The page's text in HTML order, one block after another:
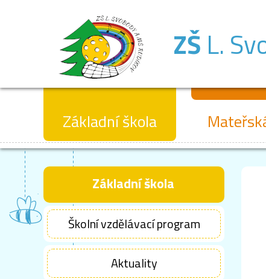
ZŠ L.
Základní škola
Základní škola
Školní vzdělávací program
Aktuality